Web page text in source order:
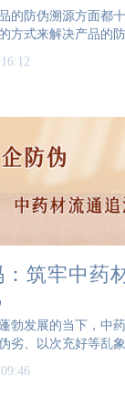
的防伪溯源方面都
方式来解决产品的
决方案可以为企业解
个产品上赋予一个
：筑牢中药
勃发展的当下，中
劣、以次充好等乱象
材的防伪和溯源带